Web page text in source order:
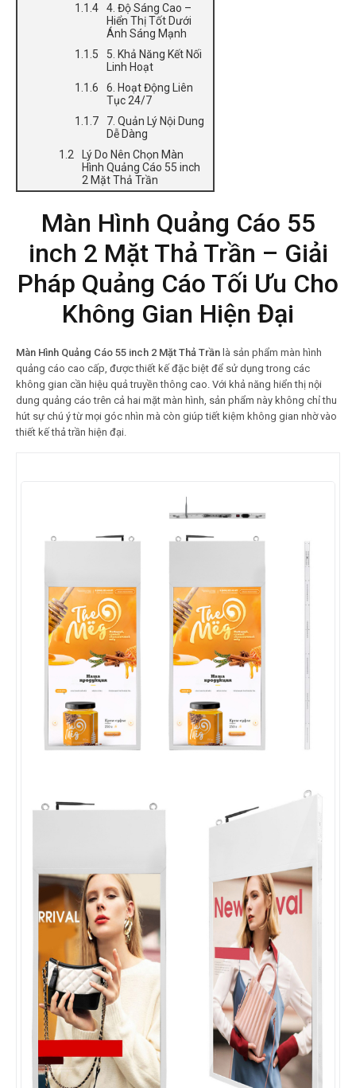
4. Độ Sáng Cao –
Hiển Thị Tốt Dưới
Ánh Sáng Mạnh
5. Khả Năng Kết Nối
Linh Hoạt
6. Hoạt Động Liên
Tục 24/7
7. Quản Lý Nội Dung
Dễ Dàng
Lý Do Nên Chọn Màn
Hình Quảng Cáo 55 inch
2 Mặt Thả Trần
Màn Hình Quảng Cáo 55
inch 2 Mặt Thả Trần – Giải
Pháp Quảng Cáo Tối Ưu Cho
Không Gian Hiện Đại
Màn Hình Quảng Cáo 55 inch 2 Mặt Thả Trần là sản phẩm màn hình
quảng cáo cao cấp, được thiết kế đặc biệt để sử dụng trong các
không gian cần hiệu quả truyền thông cao. Với khả năng hiển thị nội
dung quảng cáo trên cả hai mặt màn hình, sản phẩm này không chỉ thu
hút sự chú ý từ mọi góc nhìn mà còn giúp tiết kiệm không gian nhờ vào
thiết kế thả trần hiện đại.